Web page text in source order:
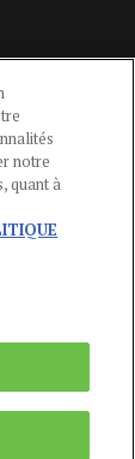
COOKIES
notre
quant à